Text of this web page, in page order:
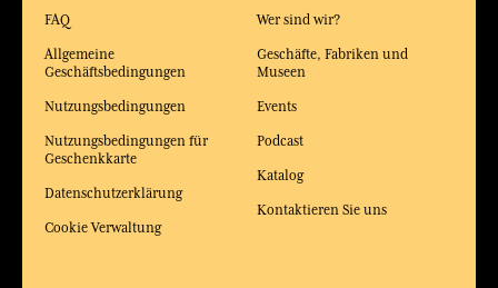
FAQ
Allgemeine
Geschäftsbedingungen
Nutzungsbedingungen
Nutzungsbedingungen für
Geschenkkarte
Datenschutzerklärung
Cookie Verwaltung
Wer sind wir?
Geschäfte, Fabriken und
Museen
Events
Podcast
Katalog
Kontaktieren Sie uns